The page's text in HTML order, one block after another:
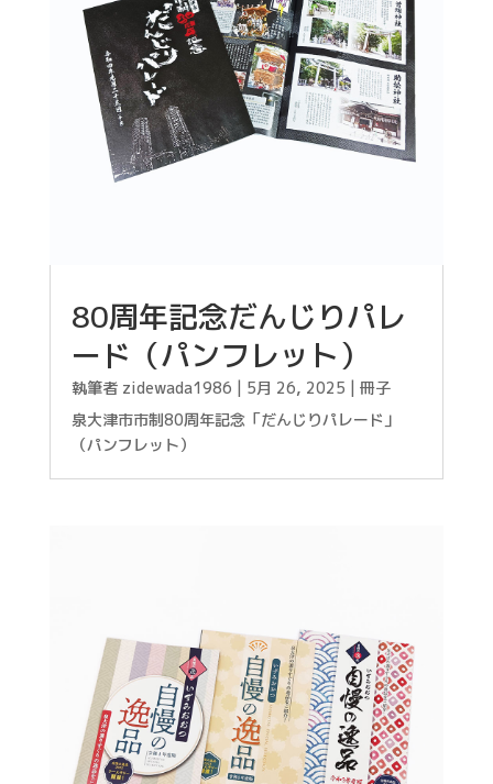
80周年記念だんじりパレ
ード（パンフレット）
執筆者 zidewada1986 5月 26, 2025
冊子
泉大津市市制80周年記念「だんじりパレード」
（パンフレット）